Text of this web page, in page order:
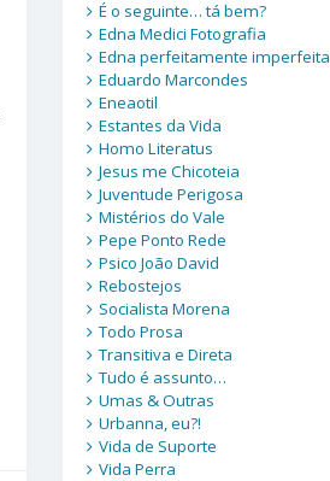
É o seguinte… tá bem?
Edna Medici Fotografia
Edna perfeitamente imperfeita
Eduardo Marcondes
Eneaotil
Estantes da Vida
Homo Literatus
Jesus me Chicoteia
Juventude Perigosa
Mistérios do Vale
Pepe Ponto Rede
Psico João David
Rebostejos
Socialista Morena
Todo Prosa
Transitiva e Direta
Tudo é assunto…
Umas & Outras
Urbanna, eu?!
Vida de Suporte
Vida Perra